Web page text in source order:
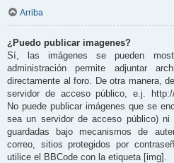
Arriba
¿Puedo publicar imagenes?
Sí, las imágenes se pueden
administración permite adjuntar
directamente al foro. De otra manera,
servidor de acceso público, e.j. http://
No puede publicar imágenes que se
sea un servidor de acceso público)
guardadas bajo mecanismos de
correo, sitios protegidos por
utilice el BBCode con la etiqueta [img].